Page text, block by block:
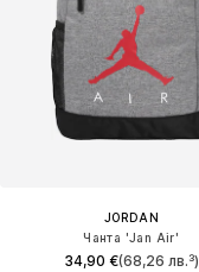
JORDAN
Чанта 'Jan Air'
34,90 €(68,26 лв.³)